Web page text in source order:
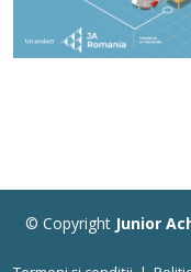
© Copyright Junior